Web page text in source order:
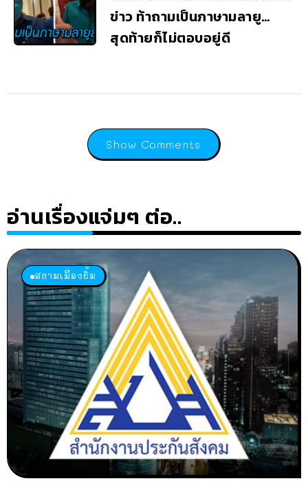
ข่าว ท้าถามเป็นภาษามลายู…
สุดท้ายก็ไม่ตอบอยู่ดี
Show Comments
อ่านเรื่องแจ่มๆ ต่อ..
สยามเมืองยิ้ม